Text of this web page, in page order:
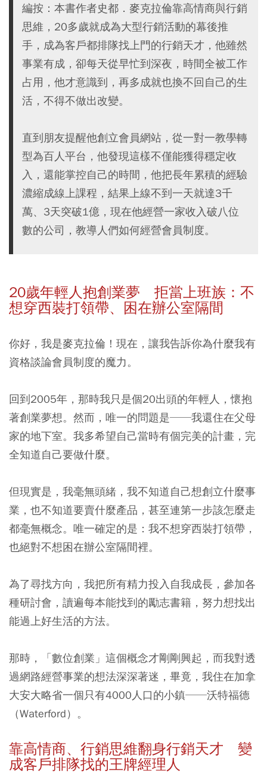
編按：本書作者史都．麥克拉倫靠高情商與行銷
思維，20多歲就成為大型行銷活動的幕後推
手，成為客戶都排隊找上門的行銷天才，他雖然
事業有成，卻每天從早忙到深夜，時間全被工作
占用，他才意識到，再多成就也換不回自己的生
活，不得不做出改變。
直到朋友提醒他創立會員網站，從一對一教學轉
型為百人平台，他發現這樣不僅能獲得穩定收
入，還能掌控自己的時間，他把長年累積的經驗
濃縮成線上課程，結果上線不到一天就達3千
萬、3天突破1億，現在他經營一家收入破八位
數的公司，教導人們如何經營會員制度。
20歲年輕人抱創業夢 拒當上班族：不
想穿西裝打領帶、困在辦公室隔間
你好，我是麥克拉倫！現在，讓我告訴你為什麼我有
資格談論會員制度的魔力。
回到2005年，那時我只是個20出頭的年輕人，懷抱
著創業夢想。然而，唯一的問題是──我還住在父母
家的地下室。我多希望自己當時有個完美的計畫，完
全知道自己要做什麼。
但現實是，我毫無頭緒，我不知道自己想創立什麼事
業，也不知道要賣什麼產品，甚至連第一步該怎麼走
都毫無概念。唯一確定的是：我不想穿西裝打領帶，
也絕對不想困在辦公室隔間裡。
為了尋找方向，我把所有精力投入自我成長，參加各
種研討會，讀遍每本能找到的勵志書籍，努力想找出
能過上好生活的方法。
那時，「數位創業」這個概念才剛剛興起，而我對透
過網路經營事業的想法深深著迷，畢竟，我住在加拿
大安大略省一個只有4000人口的小鎮──沃特福德
（Waterford）。
靠高情商、行銷思維翻身行銷天才 變
成客戶排隊找的王牌經理人